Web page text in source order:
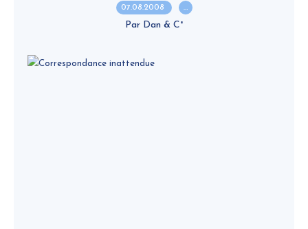
07.08.2008 …
Par Dan & C°